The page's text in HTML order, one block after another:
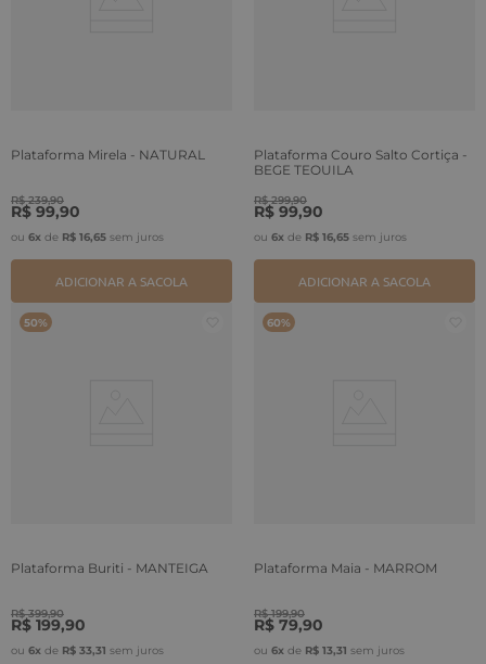
Plataforma Mirela - NATURAL
R$ 239,90
R$ 99,90
ou 6x de R$ 16,65 sem juros
ADICIONAR A SACOLA
Plataforma Couro Salto Cortiça -
BEGE TEQUILA
R$ 299,90
R$ 99,90
ou 6x de R$ 16,65 sem juros
ADICIONAR A SACOLA
50%
Plataforma Buriti - MANTEIGA
R$ 399,90
R$ 199,90
ou 6x de R$ 33,31 sem juros
60%
Plataforma Maia - MARROM
R$ 199,90
R$ 79,90
ou 6x de R$ 13,31 sem juros